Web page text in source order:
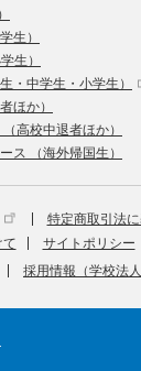
生）
生）
・中学生・小学生）
ほか）
高校中退者ほか）
ス （海外帰国生）
特定商取引法
サイトポリシー
採用情報（学校法人